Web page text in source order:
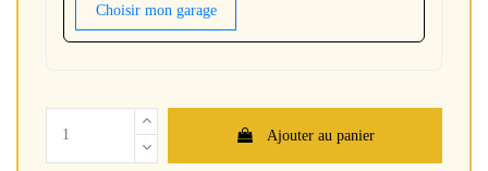
Choisir mon garage
Ajouter au panier